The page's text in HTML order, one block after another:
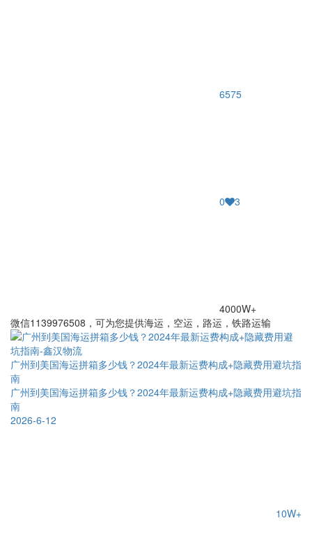
6575
0 3
4000W+
微信1139976508，可为您提供海运，空运，路运，铁路运输
广州到美国海运拼箱多少钱？2024年最新运费构成+隐藏费用避坑指
南
广州到美国海运拼箱多少钱？2024年最新运费构成+隐藏费用避坑指
南
2026-6-12
10W+